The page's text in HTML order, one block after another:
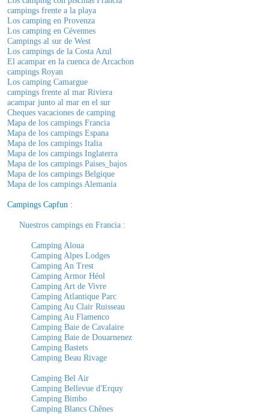
campings frente a la playa
Los camping en Provenza
Los camping en Cévennes
Campings al sur de West
Los campings de la Costa Azul
El acampar en la cuenca de Arcachon
campings Royan
Los camping Camargue
campings frente al mar Riviera
acampar junto al mar en el sur
Cheques vacaciones de camping
Mapa de los campings Francia
Mapa de los campings Espana
Mapa de los campings Italia
Mapa de los campings Inglaterra
Mapa de los campings Paises_bajos
Mapa de los campings Belgique
Mapa de los campings Alemania
Campings Capfun :
Nuestros campings en Francia:
Camping Aloua
Camping Alpes Lodges
Camping An Trest
Camping Armor Héol
Camping Art de Vivre
Camping Atlantique Parc
Camping Au Clair Ruisseau
Camping Au Flamenco
Camping Baie de Cavalaire
Camping Baie de Douarnenez
Camping Bastets
Camping Beau Rivage
Camping Bel Air
Camping Bellevue d'Erquy
Camping Bimbo
Camping Blancs Chênes